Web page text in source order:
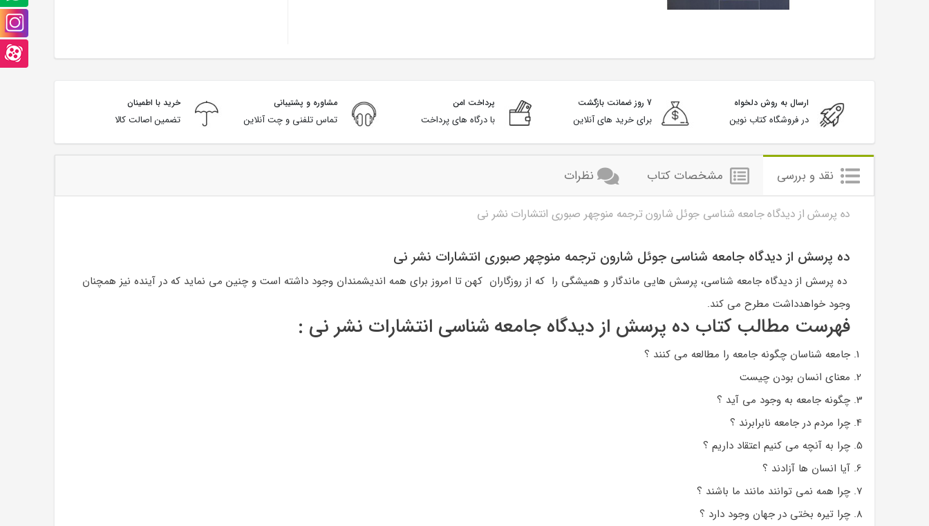
ارسال به روش دلخواه
در فروشگاه کتاب نوین
7 روز ضمانت بازگشت
برای خرید های آنلاین
پرداخت امن
با درگاه های پرداخت
مشاوره و پشتیبانی
تماس تلفنی و چت آنلاین
خرید با اطمینان
تضمین اصالت کالا
نقد و بررسی مشخصات کتاب نظرات
ده پرسش از دیدگاه جامعه شناسی جوئل شارون ترجمه منوچهر صبوری انتشارات نشر نی
ده پرسش از دیدگاه جامعه شناسی جوئل شارون ترجمه منوچهر صبوری انتشارات نشر نی
ده پرسش از دیدگاه جامعه شناسی، پرسش هایی ماندگار و همیشگی را که از روزگاران کهن تا امروز برای همه اندیشمندان وجود داشته است و چنین می نماید که در آینده نیز همچنان
وجود خواهدداشت مطرح می کند.
فهرست مطالب کتاب ده پرسش از دیدگاه جامعه شناسی انتشارات نشر نی :
جامعه شناسان چگونه جامعه را مطالعه می کنند ؟
معنای انسان بودن چیست
چگونه جامعه به وجود می آید ؟
چرا مردم در جامعه نابرابرند ؟
چرا به آنچه می کنیم اعتقاد داریم ؟
آیا انسان ها آزادند ؟
چرا همه نمی توانند مانند ما باشند ؟
چرا تیره بختی در جهان وجود دارد ؟
واتس
آپ
صفحه
اینستاگرام
صفحه